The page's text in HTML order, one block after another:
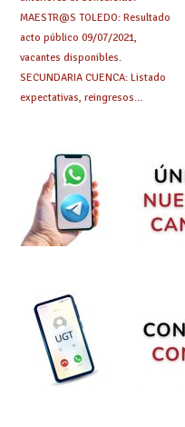
MAESTR@S TOLEDO: Resultado
acto público 09/07/2021,
vacantes disponibles.
SECUNDARIA CUENCA: Listado
expectativas, reingresos…